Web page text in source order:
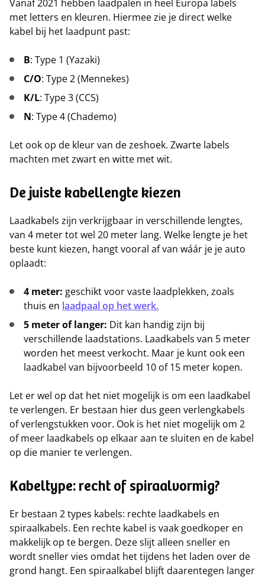
Vanaf 2021 hebben laadpalen in heel Europa labels
met letters en kleuren. Hiermee zie je direct welke
kabel bij het laadpunt past:
B: Type 1 (Yazaki)
C/O: Type 2 (Mennekes)
K/L: Type 3 (CCS)
N: Type 4 (Chademo)
Let ook op de kleur van de zeshoek. Zwarte labels
machten met zwart en witte met wit.
De juiste kabellengte kiezen
Laadkabels zijn verkrijgbaar in verschillende lengtes,
van 4 meter tot wel 20 meter lang. Welke lengte je het
beste kunt kiezen, hangt vooral af van wáár je je auto
oplaadt:
4 meter: geschikt voor vaste laadplekken, zoals
thuis en laadpaal op het werk.
5 meter of langer: Dit kan handig zijn bij
verschillende laadstations. Laadkabels van 5 meter
worden het meest verkocht. Maar je kunt ook een
laadkabel van bijvoorbeeld 10 of 15 meter kopen.
Let er wel op dat het niet mogelijk is om een laadkabel
te verlengen. Er bestaan hier dus geen verlengkabels
of verlengstukken voor. Ook is het niet mogelijk om 2
of meer laadkabels op elkaar aan te sluiten en de kabel
op die manier te verlengen.
Kabeltype: recht of spiraalvormig?
Er bestaan 2 types kabels: rechte laadkabels en
spiraalkabels. Een rechte kabel is vaak goedkoper en
makkelijk op te bergen. Deze slijt alleen sneller en
wordt sneller vies omdat het tijdens het laden over de
grond hangt. Een spiraalkabel blijft daarentegen langer